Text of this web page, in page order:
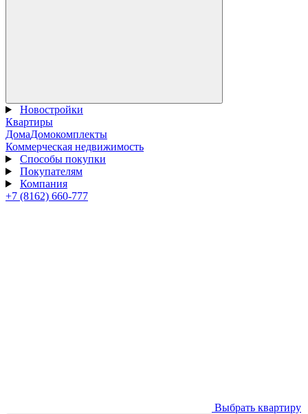
Новостройки
Квартиры
ДомаДомокомплекты
Коммерческая недвижимость
Способы покупки
Покупателям
Компания
+7 (8162) 660-777
Выбрать квартиру